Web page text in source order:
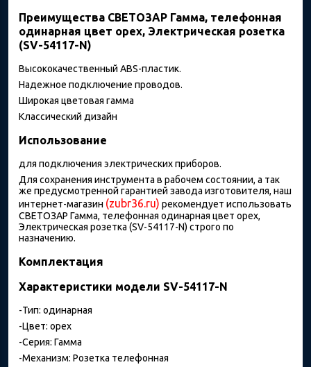
Преимущества СВЕТОЗАР Гамма, телефонная
одинарная цвет орех, Электрическая розетка
(SV-54117-N)
Высококачественный ABS-пластик.
Надежное подключение проводов.
Широкая цветовая гамма
Классический дизайн
Использование
для подключения электрических приборов.
Для сохранения инструмента в рабочем состоянии, а так
же предусмотренной гарантией завода изготовителя, наш
интернет-магазин (zubr36.ru) рекомендует использовать
СВЕТОЗАР Гамма, телефонная одинарная цвет орех,
Электрическая розетка (SV-54117-N) строго по
назначению.
Комплектация
Характеристики модели SV-54117-N
-Тип: одинарная
-Цвет: орех
-Серия: Гамма
-Механизм: Розетка телефонная